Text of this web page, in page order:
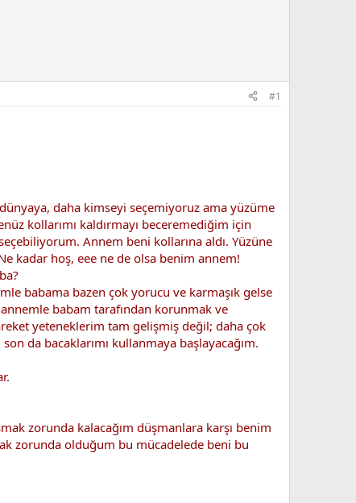
#1
daha kimseyi seçemiyoruz ama yüzüme
kollarımı kaldırmayı beceremediğim için
Annem beni kollarına aldı. Yüzüne
kadar hoş, eee ne de olsa benim annem!
babama bazen çok yorucu ve karmaşık gelse
babam tarafından korunmak ve
yeteneklerim tam gelişmiş değil; daha çok
da bacaklarımı kullanmaya başlayacağım.
zorunda kalacağım düşmanlara karşı benim
zorunda olduğum bu mücadelede beni bu